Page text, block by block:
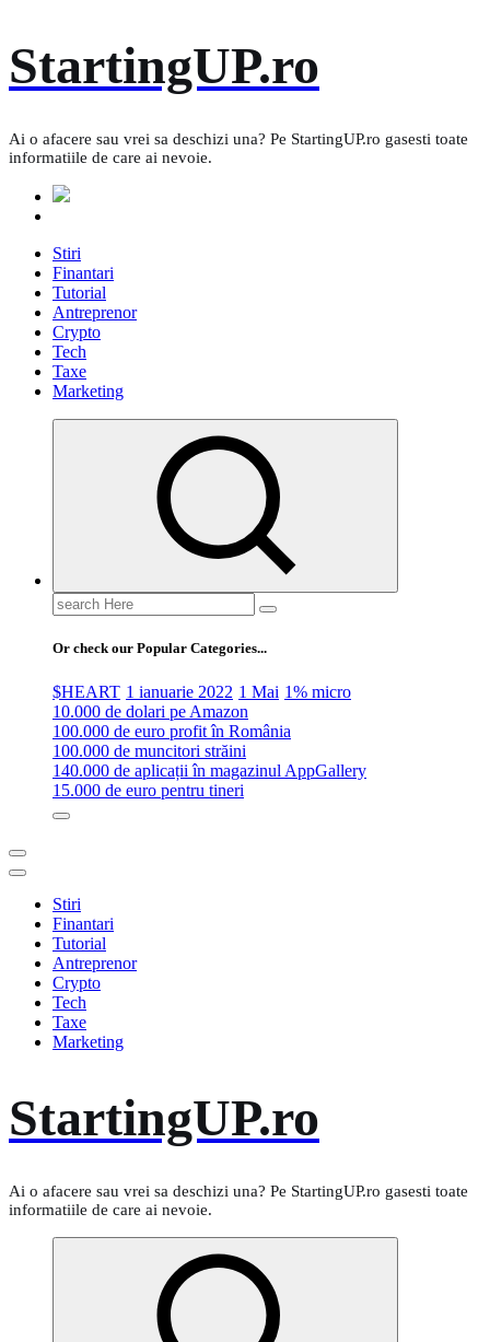
to
content
StartingUP.ro
Ai o afacere sau vrei sa deschizi una? Pe StartingUP.ro gasesti toate
informatiile de care ai nevoie.
Stiri
Finantari
Tutorial
Antreprenor
Crypto
Tech
Taxe
Marketing
Search
for:
Or check our Popular Categories...
$HEART 1 ianuarie 2022 1 Mai 1% micro
10.000 de dolari pe Amazon
100.000 de euro profit în România
100.000 de muncitori străini
140.000 de aplicații în magazinul AppGallery
15.000 de euro pentru tineri
Stiri
Finantari
Tutorial
Antreprenor
Crypto
Tech
Taxe
Marketing
StartingUP.ro
Ai o afacere sau vrei sa deschizi una? Pe StartingUP.ro gasesti toate
informatiile de care ai nevoie.